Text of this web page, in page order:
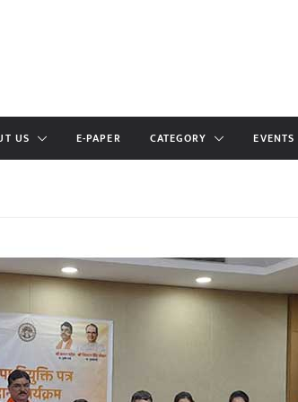
US E-PAPER CATEGORY EVENTS